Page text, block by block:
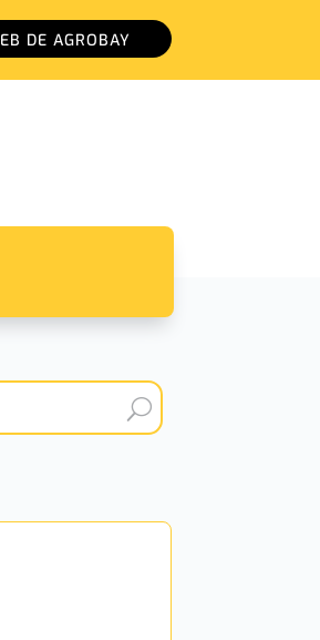
DE AGROBAY